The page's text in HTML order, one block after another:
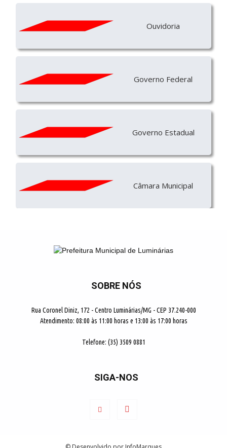
Ouvidoria
Governo Federal
Governo Estadual
Câmara Municipal
SOBRE NÓS
Rua Coronel Diniz, 172 - Centro Luminárias/MG - CEP 37.240-000
Atendimento: 08:00 às 11:00 horas e 13:00 às 17:00 horas
Telefone: (35) 3509 0881
SIGA-NOS